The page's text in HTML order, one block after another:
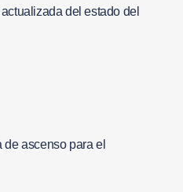
del estado del
de ascenso para el